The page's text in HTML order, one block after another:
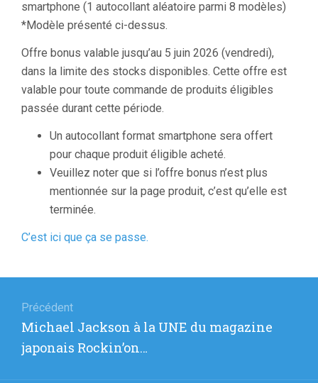
smartphone (1 autocollant aléatoire parmi 8 modèles)
*Modèle présenté ci-dessus.
Offre bonus valable jusqu’au 5 juin 2026 (vendredi),
dans la limite des stocks disponibles. Cette offre est
valable pour toute commande de produits éligibles
passée durant cette période.
Un autocollant format smartphone sera offert
pour chaque produit éligible acheté.
Veuillez noter que si l’offre bonus n’est plus
mentionnée sur la page produit, c’est qu’elle est
terminée.
C’est ici que ça se passe.
de
l’article
Précédent
Article
précédent
Michael Jackson à la UNE du magazine
japonais Rockin’on…